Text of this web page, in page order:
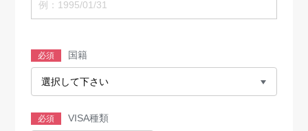
必須 国籍
必須 VISA種類